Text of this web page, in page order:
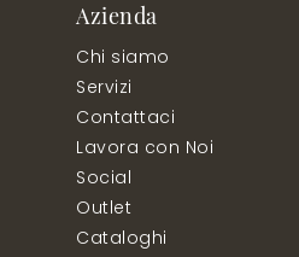
Azienda
Chi siamo
Servizi
Contattaci
Lavora con Noi
Social
Outlet
Cataloghi